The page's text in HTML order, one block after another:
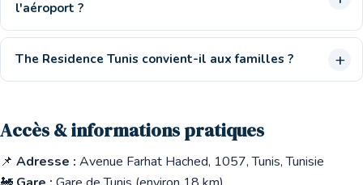
l'aéroport ?
The Residence Tunis convient-il aux familles ?
Accès & informations pratiques
📌 Adresse : Avenue Farhat Hached, 1057, Tunis, Tunisie